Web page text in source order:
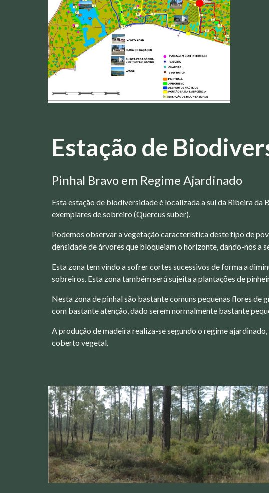
Estação de
Pinhal Bravo em Regime Ajardinado
Esta estação de biodiversidade é localizada a sul da Ribeira
exemplares de sobreiro (Quercus suber).
Podemos observar a vegetação característica deste tipo de
densidade de árvores que bloqueiam o horizonte, dando-nos a
Esta zona tem vindo a sofrer cortes sucessivos de forma a
sobreiros. Esta zona também será sujeita a plantações de
Nesta zona de pinhal são bastante comuns pequenas flores de
com bastante atenção, dado serem normalmente bastante
A produção de madeira realiza-se segundo o regime
coberto vegetal.